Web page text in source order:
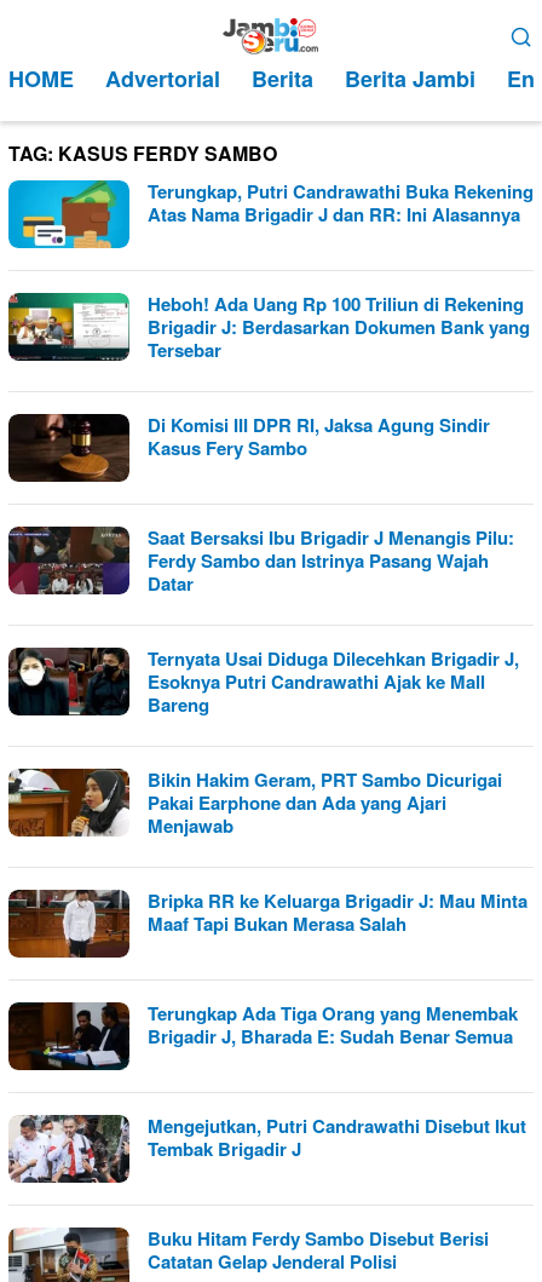
kontenMobile
HOME Advertorial Berita Berita Jambi
TAG: KASUS FERDY SAMBO
Terungkap, Putri Candrawathi Buka Rekening
Atas Nama Brigadir J dan RR: Ini Alasannya
Heboh! Ada Uang Rp 100 Triliun di Rekening
Brigadir J: Berdasarkan Dokumen Bank yang
Tersebar
Di Komisi III DPR RI, Jaksa Agung Sindir
Kasus Fery Sambo
Saat Bersaksi Ibu Brigadir J Menangis Pilu:
Ferdy Sambo dan Istrinya Pasang Wajah
Datar
Ternyata Usai Diduga Dilecehkan Brigadir J,
Esoknya Putri Candrawathi Ajak ke Mall
Bareng
Bikin Hakim Geram, PRT Sambo Dicurigai
Pakai Earphone dan Ada yang Ajari
Menjawab
Bripka RR ke Keluarga Brigadir J: Mau Minta
Maaf Tapi Bukan Merasa Salah
Terungkap Ada Tiga Orang yang Menembak
Brigadir J, Bharada E: Sudah Benar Semua
Mengejutkan, Putri Candrawathi Disebut Ikut
Tembak Brigadir J
Buku Hitam Ferdy Sambo Disebut Berisi
Catatan Gelap Jenderal Polisi